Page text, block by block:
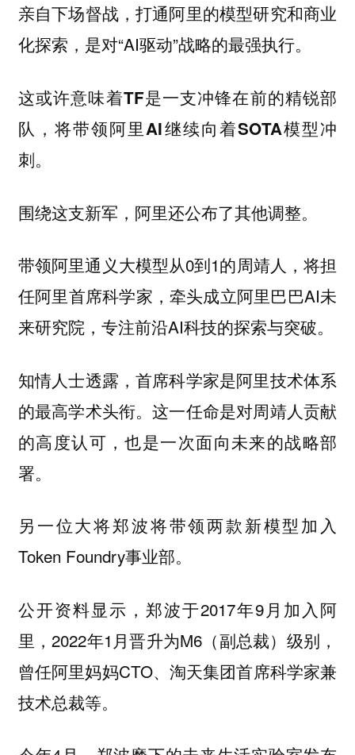
亲自下场督战，打通阿里的模型研究和商业
化探索，是对“AI驱动”战略的最强执行。
这或许意味着TF是一支冲锋在前的精锐部
队，将带领阿里AI继续向着SOTA模型冲
刺。
围绕这支新军，阿里还公布了其他调整。
带领阿里通义大模型从0到1的周靖人 ，将担
任阿里首席科学家，牵头成立阿里巴巴AI未
来研究院，专注前沿AI科技的探索与突破。
知情人士透露，首席科学家是阿里技术体系
的最高学术头衔。这一任命是对周靖人贡献
的高度认可，也是一次面向未来的战略部
署。
另一位大将郑波将带领两款新模型加入
Token Foundry事业部。
公开资料显示，郑波于2017年9月加入阿
里，2022年1月晋升为M6（副总裁）级别，
曾任阿里妈妈CTO、淘天集团首席科学家兼
技术总裁等。